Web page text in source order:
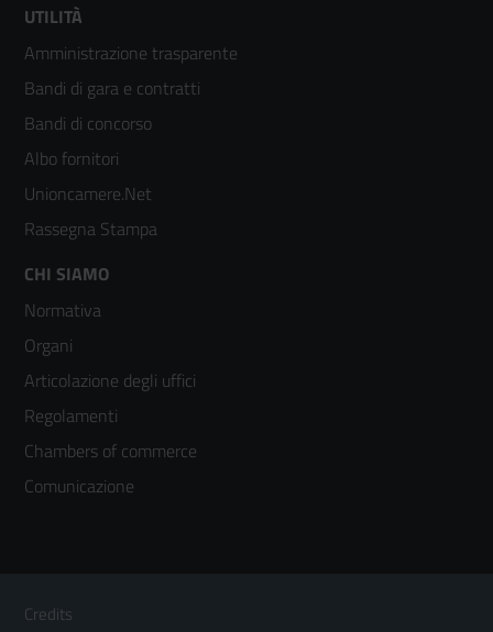
Footer
menù
colonna
2
UTILITÀ
Amministrazione trasparente
Bandi di gara e contratti
Bandi di concorso
Albo fornitori
Unioncamere.Net
Rassegna Stampa
Footer
menù
colonna
3
CHI SIAMO
Normativa
Organi
Articolazione degli uffici
Regolamenti
Chambers of commerce
Comunicazione
Footer
Credits